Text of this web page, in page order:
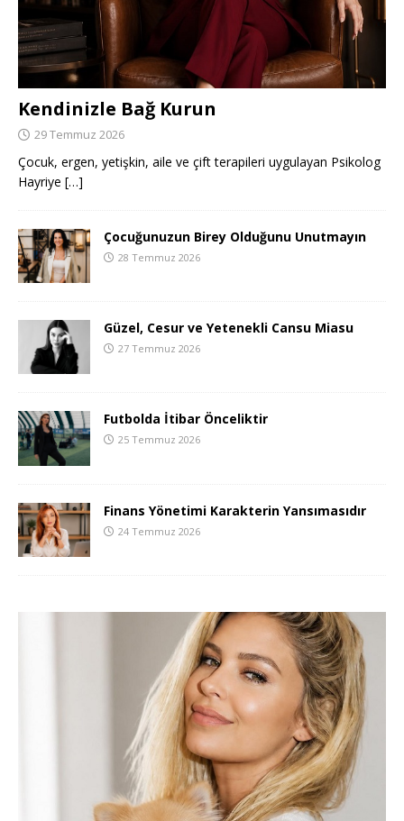
Kendinizle Bağ Kurun
29 Temmuz 2026
Çocuk, ergen, yetişkin, aile ve çift terapileri uygulayan Psikolog
Hayriye […]
Çocuğunuzun Birey Olduğunu Unutmayın
28 Temmuz 2026
Güzel, Cesur ve Yetenekli Cansu Miasu
27 Temmuz 2026
Futbolda İtibar Önceliktir
25 Temmuz 2026
Finans Yönetimi Karakterin Yansımasıdır
24 Temmuz 2026